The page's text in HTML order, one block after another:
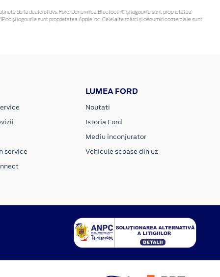
de la dealerul dvs. Ford. Denumirea Bluetooth® și logourile sunt proprietatea
și logourile sunt proprietatea Apple Inc. Celelalte mărci și denumiri comerciale sunt
service
LUMEA FORD
Noutati
Istoria Ford
Mediu inconjurator
Vehicule scoase din uz